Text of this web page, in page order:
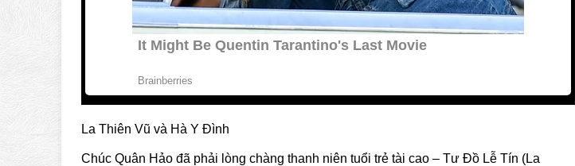
La Thiên Vũ và Hà Y Đình
Chúc Quân Hảo đã phải lòng chàng thanh niên tuổi trẻ tài cao – Tư Đồ Lễ Tín (La